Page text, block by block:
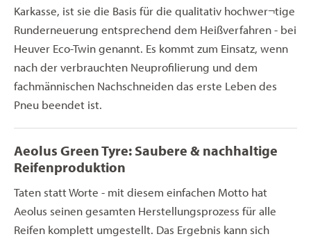
Karkasse, ist sie die Basis für die qualitativ hochwer¬tige
Runderneuerung entsprechend dem Heißverfahren - bei
Heuver Eco-Twin genannt. Es kommt zum Einsatz, wenn
nach der verbrauchten Neuprofilierung und dem
fachmännischen Nachschneiden das erste Leben des
Pneu beendet ist.
Aeolus Green Tyre: Saubere & nachhaltige
Reifenproduktion
Taten statt Worte - mit diesem einfachen Motto hat
Aeolus seinen gesamten Herstellungsprozess für alle
Reifen komplett umgestellt. Das Ergebnis kann sich